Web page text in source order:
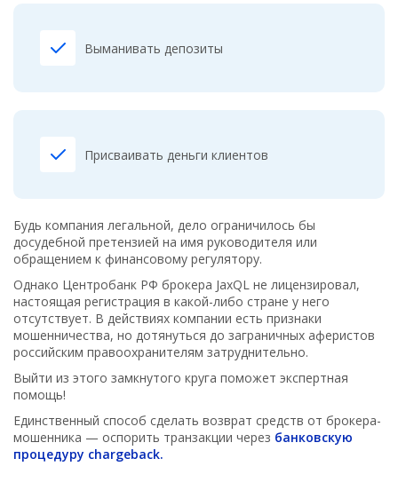
Выманивать депозиты
Присваивать деньги клиентов
Будь компания легальной, дело ограничилось бы
досудебной претензией на имя руководителя или
обращением к финансовому регулятору.
Однако Центробанк РФ брокера JaxQL не лицензировал,
настоящая регистрация в какой-либо стране у него
отсутствует. В действиях компании есть признаки
мошенничества, но дотянуться до заграничных аферистов
российским правоохранителям затруднительно.
Выйти из этого замкнутого круга поможет экспертная
помощь!
Единственный способ сделать возврат средств от брокера-
мошенника — оспорить транзакции через банковскую
процедуру chargeback.